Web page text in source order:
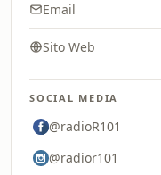
Email
Sito Web
SOCIAL MEDIA
@radioR101
@radior101